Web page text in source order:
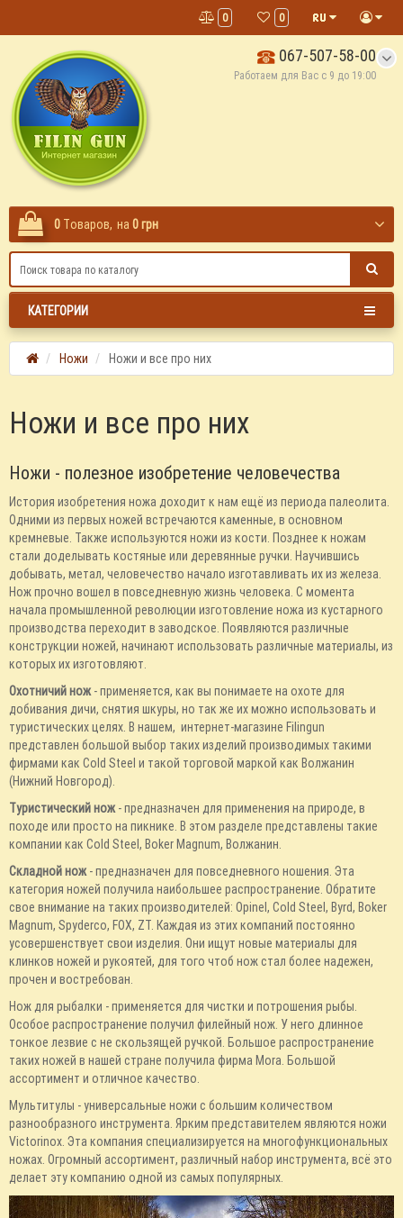
0
0
067-507-58-00
Работаем для Вас с 9 до 19:00
0 Tоваров, на 0 грн
КАТЕГОРИИ
Ножи Ножи и все про них
Ножи и все про них
Ножи - полезное изобретение человечества
История изобретения ножа доходит к нам ещё из периода палеолита.
Одними из первых ножей встречаются каменные, в основном
кремневые. Также используются ножи из кости. Позднее к ножам
стали доделывать костяные или деревянные ручки. Научившись
добывать, метал, человечество начало изготавливать их из железа.
Нож прочно вошел в повседневную жизнь человека. С момента
начала промышленной революции изготовление ножа из кустарного
производства переходит в заводское. Появляются различные
конструкции ножей, начинают использовать различные материалы, из
которых их изготовляют.
Охотничий нож- применяется, как вы понимаете на охоте для
добивания дичи, снятия шкуры, но так же их можно использовать и
туристических целях. В нашем, интернет-магазине Filingun
представлен большой выбор таких изделий производимых такими
фирмами как Cold Steel и такой торговой маркой как Волжанин
(Нижний Новгород).
Туристический нож- предназначен для применения на природе, в
походе или просто на пикнике. В этом разделе представлены такие
компании как Cold Steel, Boker Magnum, Волжанин.
Складной нож- предназначен для повседневного ношения. Эта
категория ножей получила наибольшее распространение. Обратите
свое внимание на таких производителей: Opinel, Cold Steel, Byrd, Boker
Magnum, Spyderco, FOX, ZT. Каждая из этих компаний постоянно
усовершенствует свои изделия. Они ищут новые материалы для
клинков ножей и рукоятей, для того чтоб нож стал более надежен,
прочен и востребован.
Нож для рыбалки - применяется для чистки и потрошения рыбы.
Особое распространение получил филейный нож. У него длинное
тонкое лезвие с не скользящей ручкой. Большое распространение
таких ножей в нашей стране получила фирма Mora. Большой
ассортимент и отличное качество.
Мультитулы - универсальные ножи с большим количеством
разнообразного инструмента. Ярким представителем являются ножи
Victorinox. Эта компания специализируется на многофункциональных
ножах. Огромный ассортимент, различный набор инструмента, всё это
делает эту компанию одной из самых популярных.